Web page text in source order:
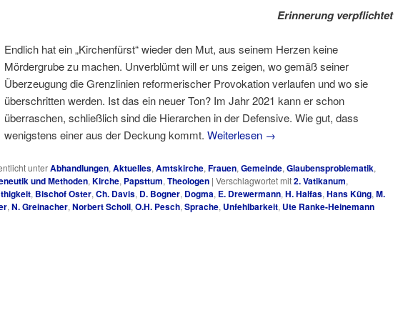
Erinnerung verpflichtet
Endlich hat ein „Kirchenfürst“ wieder den Mut, aus seinem Herzen keine
Mördergrube zu machen. Unverblümt will er uns zeigen, wo gemäß seiner
Überzeugung die Grenzlinien reformerischer Provokation verlaufen und wo sie
überschritten werden. Ist das ein neuer Ton? Im Jahr 2021 kann er schon
überraschen, schließlich sind die Hierarchen in der Defensive. Wie gut, dass
wenigstens einer aus der Deckung kommt. Weiterlesen →
unterAbhandlungen, Aktuelles, Amtskirche, Frauen, Gemeinde, Glaubensproblematik,
und Methoden, Kirche, Papsttum, Theologen | Verschlagwortet mit2. Vatikanum,
, Bischof Oster, Ch. Davis, D. Bogner, Dogma, E. Drewermann, H. Halfas, Hans Küng, M.
, N. Greinacher, Norbert Scholl, O.H. Pesch, Sprache, Unfehlbarkeit, Ute Ranke-Heinemann